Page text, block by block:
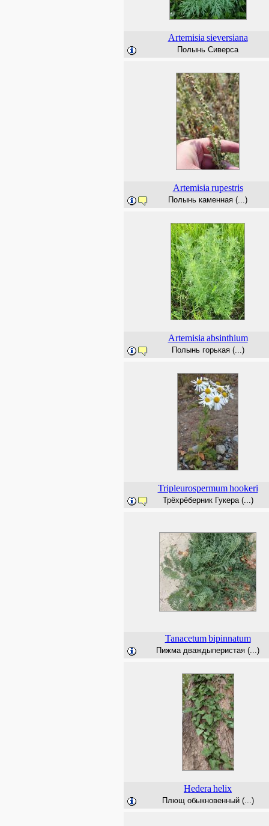
Artemisia sieversiana
Полынь Сиверса
Artemisia rupestris
Полынь каменная (...)
Artemisia absinthium
Полынь горькая (...)
Tripleurospermum hookeri
Трёхрёберник Гукера (...)
Tanacetum bipinnatum
Пижма дваждыперистая (...)
Hedera helix
Плющ обыкновенный (...)